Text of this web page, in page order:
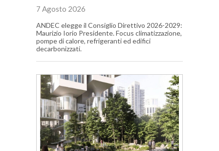
7 Agosto 2026
ANDEC elegge il Consiglio Direttivo 2026-2029:
Maurizio Iorio Presidente. Focus climatizzazione,
pompe di calore, refrigeranti ed edifici
decarbonizzati.